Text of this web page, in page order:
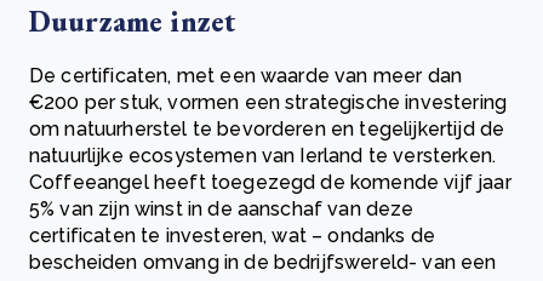
Duurzame inzet
De certificaten, met een waarde van meer dan
€200 per stuk, vormen een strategische investering
om natuurherstel te bevorderen en tegelijkertijd de
natuurlijke ecosystemen van Ierland te versterken.
Coffeeangel heeft toegezegd de komende vijf jaar
5% van zijn winst in de aanschaf van deze
certificaten te investeren, wat – ondanks de
bescheiden omvang in de bedrijfswereld- van een